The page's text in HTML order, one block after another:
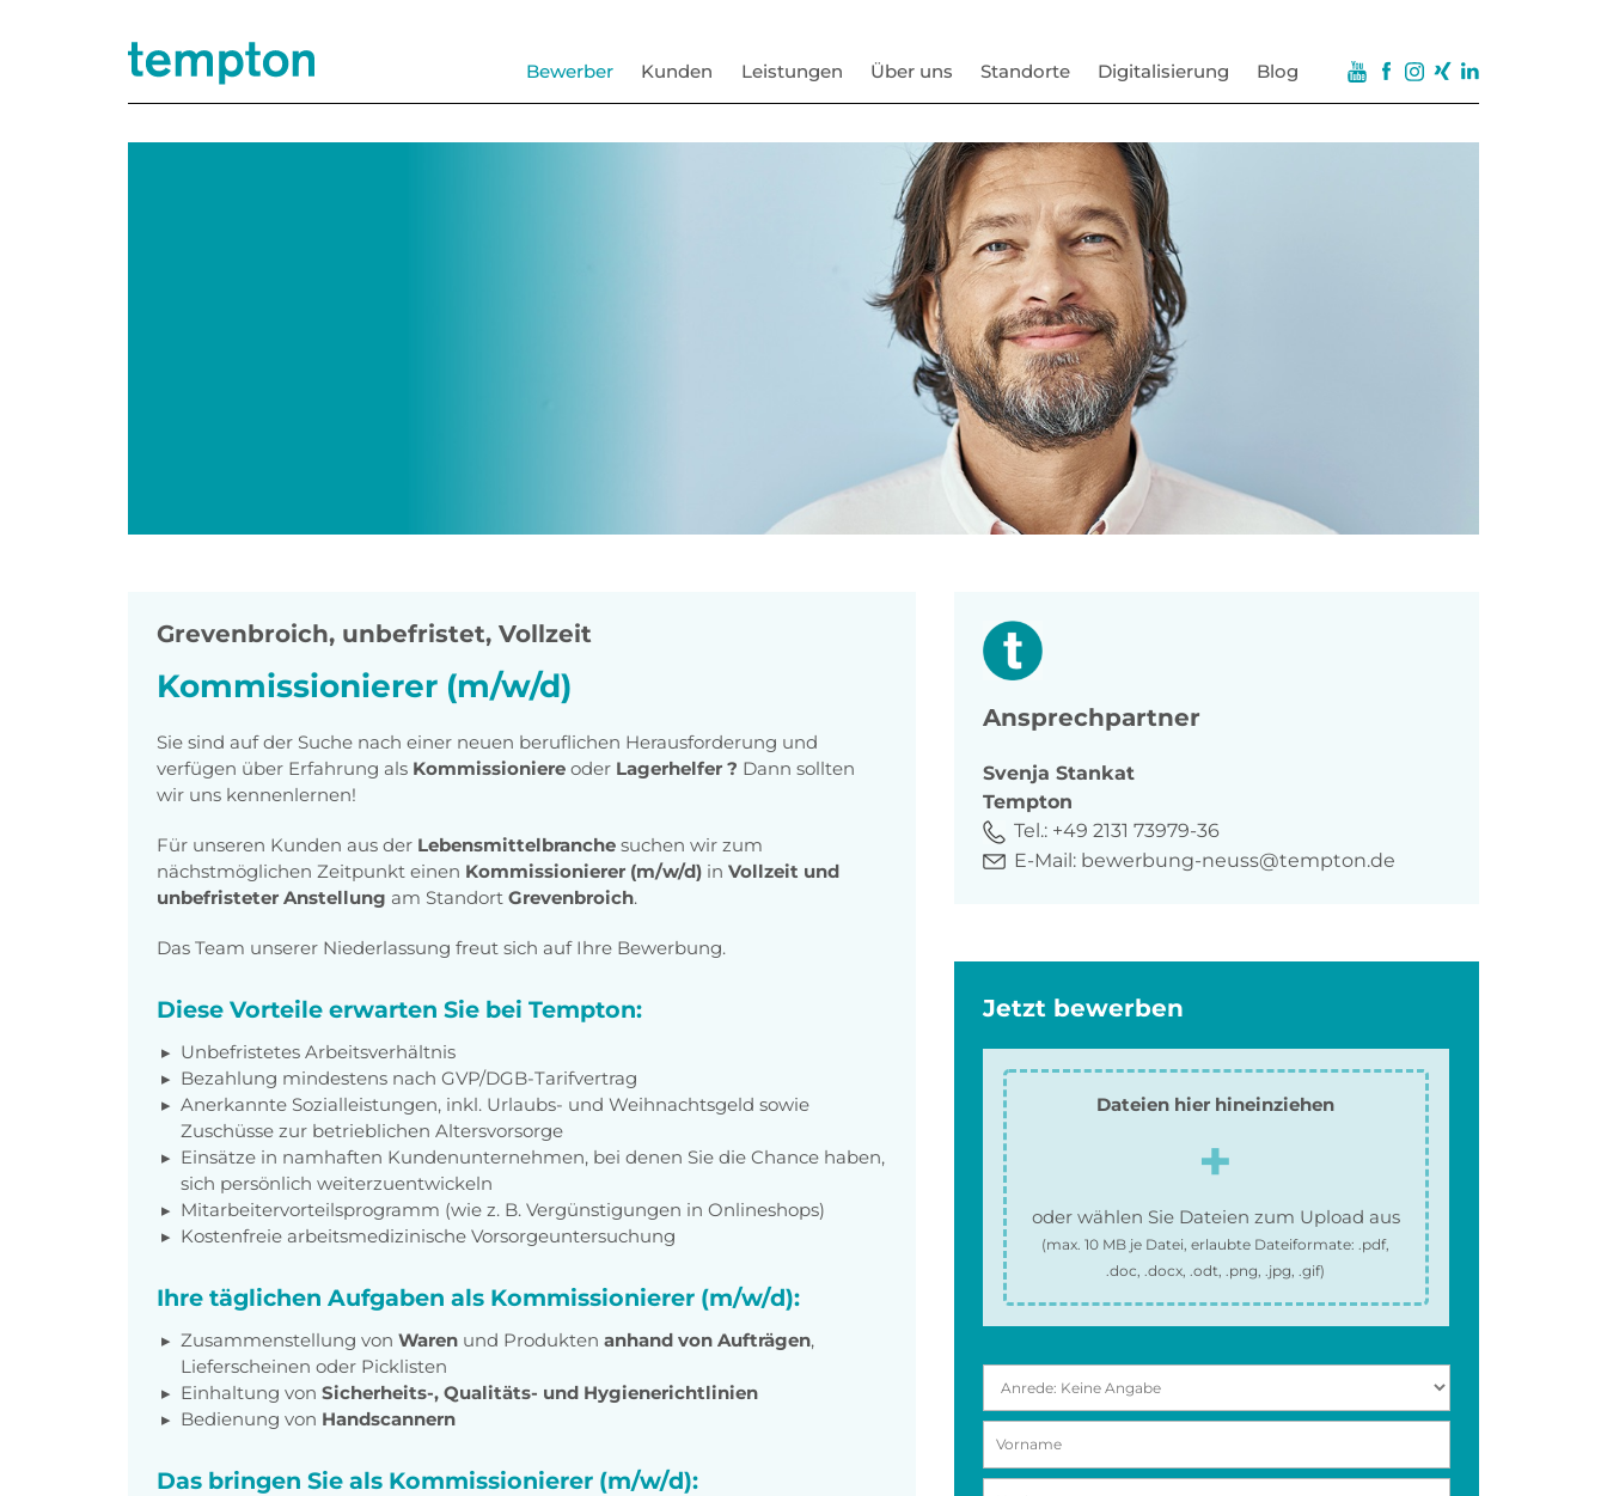
Bewerber Kunden Leistungen Über uns Standorte Digitalisierung Blog
Grevenbroich, unbefristet, Vollzeit
Kommissionierer (m/w/d)
Sie sind auf der Suche nach einer neuen beruflichen Herausforderung und
verfügen über Erfahrung als Kommissioniere oder Lagerhelfer ? Dann sollten
wir uns kennenlernen!
Für unseren Kunden aus der Lebensmittelbranche suchen wir zum
nächstmöglichen Zeitpunkt einen Kommissionierer (m/w/d) in Vollzeit und
unbefristeter Anstellung am Standort Grevenbroich.
Das Team unserer Niederlassung freut sich auf Ihre Bewerbung.
Diese Vorteile erwarten Sie bei Tempton:
Unbefristetes Arbeitsverhältnis
Bezahlung mindestens nach GVP/DGB-Tarifvertrag
Anerkannte Sozialleistungen, inkl. Urlaubs- und Weihnachtsgeld sowie
Zuschüsse zur betrieblichen Altersvorsorge
Einsätze in namhaften Kundenunternehmen, bei denen Sie die Chance haben,
sich persönlich weiterzuentwickeln
Mitarbeitervorteilsprogramm (wie z. B. Vergünstigungen in Onlineshops)
Kostenfreie arbeitsmedizinische Vorsorgeuntersuchung
Ihre täglichen Aufgaben als Kommissionierer (m/w/d):
Zusammenstellung von Waren und Produkten anhand von Aufträgen,
Lieferscheinen oder Picklisten
Einhaltung von Sicherheits-, Qualitäts- und Hygienerichtlinien
Bedienung von Handscannern
Das bringen Sie als Kommissionierer (m/w/d):
Ansprechpartner
Svenja Stankat
Tempton
Tel.: +49 2131 73979-36
E-Mail: bewerbung-neuss@tempton.de
Jetzt bewerben
Dateien hier hineinziehen
oder wählen Sie Dateien zum Upload aus
(max.10 MB je Datei, erlaubte Dateiformate:.pdf,
.doc, .docx, .odt, .png, .jpg, .gif)